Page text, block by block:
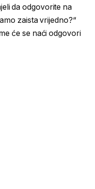
da odgovorite na
zaista vrijedno?“
će se naći odgovori